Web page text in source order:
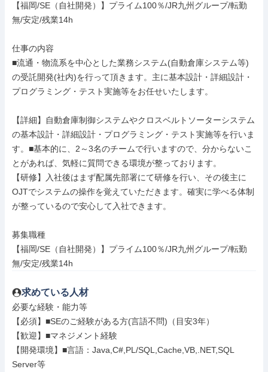
【福岡/SE（自社開発）】プライム100％/JR九州グループ/転勤
無/安定/残業14h
仕事の内容
■流通・物流系を中心とした業務システム(自動倉庫システム等)
の受託開発(社内)を行って頂きます。主に基本設計・詳細設計・
プログラミング・テスト実施等をお任せいたします。
【詳細】自動倉庫制御システムやクロスベルトソーターシステム
の基本設計・詳細設計・プログラミング・テスト実施等を行いま
す。■基本的に、2～3名のチームで行いますので、分からないこ
とがあれば、気軽に質問できる環境が整っております。
【研修】入社後はまず配属先部署にて研修を行い、その後主に
OJTでシステムの操作を覚えていただきます。確実に学べる体制
が整っているので安心して入社できます。
募集職種
【福岡/SE（自社開発）】プライム100％/JR九州グループ/転勤
無/安定/残業14h
求めている人材
必要な経験・能力等
【必須】■SEのご経験がある方(言語不問)（目安3年）
【歓迎】■マネジメント経験
【開発環境】■言語：Java,C#,PL/SQL,Cache,VB,.NET,SQL
Server等